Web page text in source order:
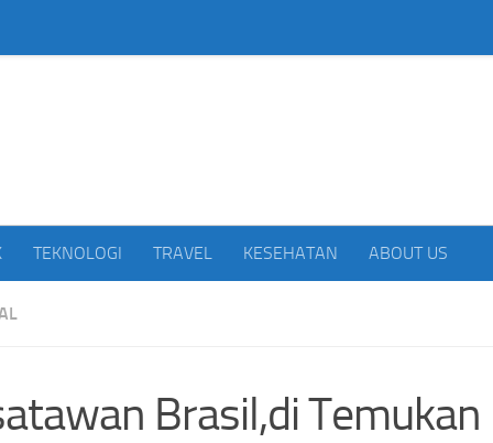
TEKNOLOGI TRAVEL KESEHATAN ABOUT US
Brasil,di Temukan